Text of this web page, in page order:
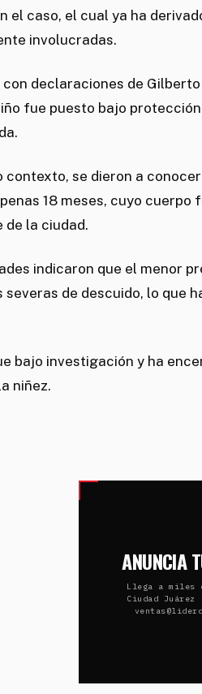
el caso, el cual ya ha
involucradas.
con declaraciones de
fue puesto bajo
contexto, se dieron a
18 meses, cuyo
de la ciudad.
indicaron que el menor
severas de descuido, lo que
bajo investigación y ha
niñez.
ANUNCIA
Llega a miles
Ciudad Juárez